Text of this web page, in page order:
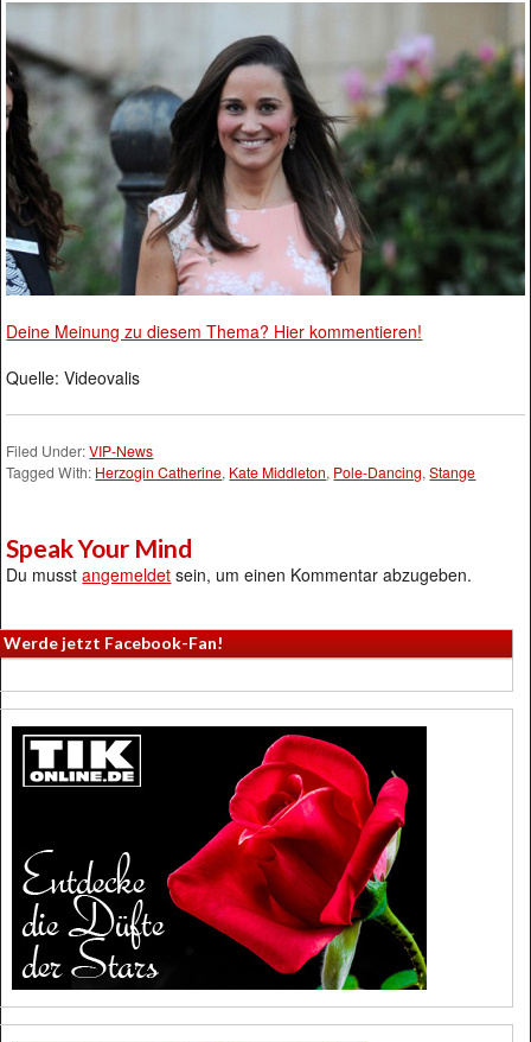
Deine Meinung zu diesem Thema? Hier kommentieren!
Quelle: Videovalis
Filed Under:VIP-News
Tagged With: Herzogin Catherine, Kate Middleton, Pole-Dancing,Stange
Speak Your Mind
Du musstangemeldet sein, um einen Kommentar abzugeben.
Werde jetzt Facebook-Fan!